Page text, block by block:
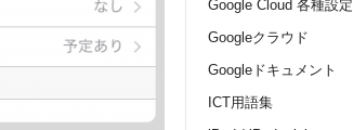
Google Cloud 各種設定
Googleクラウド
Googleドキュメント
ICT用語集